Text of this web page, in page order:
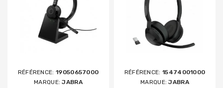
RÉFÉRENCE: 19050657000
MARQUE:JABRA
RÉFÉRENCE: 15474001000
MARQUE:JABRA